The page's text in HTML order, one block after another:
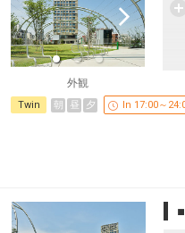
外観
Twin 朝 昼 夕 In 17:00～